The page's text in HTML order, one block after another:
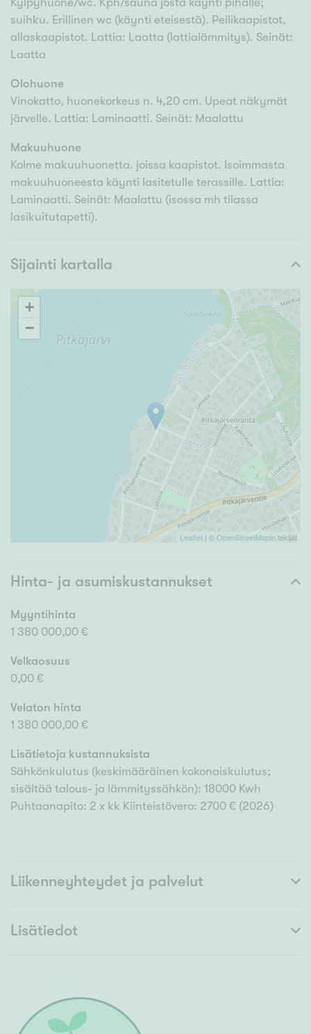
suihku. Erillinen wc (käynti eteisestä). Peilikaapistot,
allaskaapistot. Lattia: Laatta (lattialämmitys). Seinät:
Laatta
Olohuone
Vinokatto, huonekorkeus n. 4,20 cm. Upeat näkymät
järvelle. Lattia: Laminaatti. Seinät: Maalattu
Makuuhuone
Kolme makuuhuonetta. joissa kaapistot. Isoimmasta
makuuhuoneesta käynti lasitetulle terassille. Lattia:
Laminaatti. Seinät: Maalattu (isossa mh tilassa
lasikuitutapetti).
Sijainti kartalla
+
−
Leaflet | ©OpenStreetMapintekijät
Hinta- ja asumiskustannukset
Myyntihinta
1 380 000,00 €
Velkaosuus
0,00 €
Velaton hinta
1 380 000,00 €
Lisätietoja kustannuksista
Sähkönkulutus (keskimääräinen kokonaiskulutus;
sisältää talous- ja lämmityssähkön): 18000 Kwh
Puhtaanapito: 2 x kk Kiinteistövero: 2700 € (2026)
Liikenneyhteydet ja palvelut
Lisätiedot